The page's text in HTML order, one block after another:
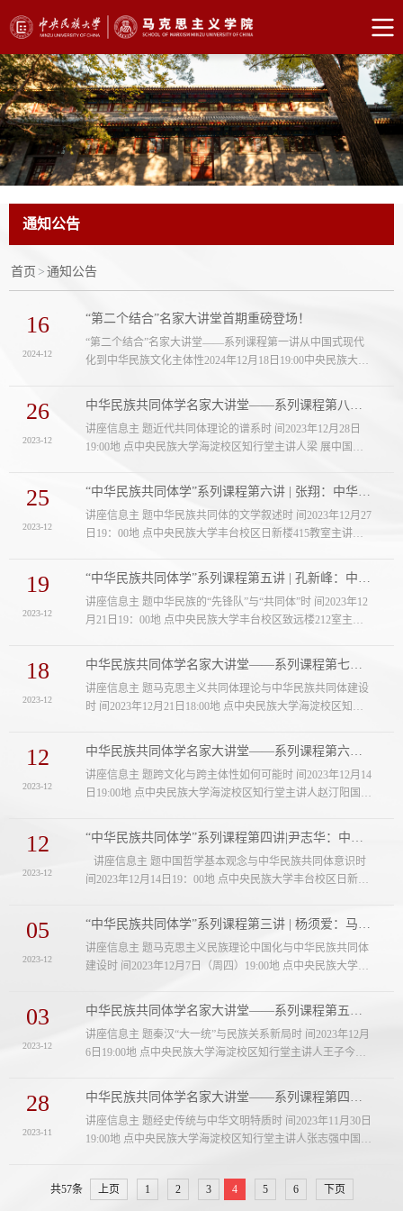
通知公告
首页 > 通知公告
16
2024-12
“第二个结合”名家大讲堂首期重磅登场！
“第二个结合”名家大讲堂——系列课程第一讲从中国式现代
化到中华民族文化主体性2024年12月18日19:00中央民族大学
院）国家哲学社会科学一级教授主持王雄军中央民族大学党
委常委、副校长主办习近平文化思想研究中心中央民族大学
协同研究基地中央民族大学马克思主义学院协办中央民族大
学科研处中央民族大学期刊社主讲人简介韩庆祥，国家哲学
26
2023-12
中华民族共同体学名家大讲堂——系列课程第八讲 | 梁展：近代共同体理论的谱系
讲座信息主 题近代共同体理论的谱系时 间2023年12月28日
19:00地 点中央民族大学海淀校区知行堂主讲人梁 展中国社
常委、副校长主 办中华民族共同体学院铸牢中华民族共同体
意识研究院协 办中央民族大学科研处主讲人简介 梁展，中国
社会科学院外国文学研究所副所长，研究员。主要研究领域
为比较文学和中西思想史和文化史。著有《颠覆与生存：德
25
2023-12
“中华民族共同体学”系列课程第六讲 | 张翔：中华民族共同体的文学叙述
讲座信息主 题中华民族共同体的文学叙述时 间2023年12月27
日19：00地 点中央民族大学丰台校区日新楼415教室主讲人
院副教授主 办中华民族共同体学院铸牢中华民族共同体意识
研究院协 办文学院主讲人简介张翔，中央民族大学文学院院
长，教授，主要从事十六世纪以降中国思想史与文学史研究
和公共政策研究。已在《文学评论》《中国现代文学研究丛
19
2023-12
“中华民族共同体学”系列课程第五讲 | 孔新峰：中华民族的“先锋队”与“共同体”
讲座信息主 题中华民族的“先锋队”与“共同体”时 间2023年12
月21日19：00地 点中央民族大学丰台校区致远楼212室主讲
师主持人宫玉涛中央民族大学马克思主义学院教授、博士生
导师主 办中华民族共同体学院铸牢中华民族共同体意识研究
院协 办马克思主义学院主讲人简介孔新峰，1980年生，山东
曲阜人，孔子嫡系后裔第七十六代孙，北京大学政治学博
18
2023-12
中华民族共同体学名家大讲堂——系列课程第七讲 | 王延中：马克思主义共同体理论与...
讲座信息主 题马克思主义共同体理论与中华民族共同体建设
时 间2023年12月21日18:00地 点中央民族大学海淀校区知行
人强世功中央民族大学党委常委、副校长主 办中华民族共同
体学院铸牢中华民族共同体意识研究院协 办中央民族大学科
研处主讲人简介王延中，中国社会科学院民族学与人类学研
究所所长、研究员，中国社会科学院大学社会与民族学院副
12
2023-12
中华民族共同体学名家大讲堂——系列课程第六讲|赵汀阳：跨文化与跨主体性如何可能
讲座信息主 题跨文化与跨主体性如何可能时 间2023年12月14
日19:00地 点中央民族大学海淀校区知行堂主讲人赵汀阳国家
学党委常委、副校长主 办中华民族共同体学院铸牢中华民族
共同体意识研究院协 办中央民族大学科研处主讲人简介赵汀
阳，国家文科一级教授，中国社会科学院学部委员；美国博
古睿研究院资深研究员；欧洲跨文化研究院学术委员。著有
12
2023-12
“中华民族共同体学”系列课程第四讲|尹志华：中国哲学基本观念与中华民族共同体意识
讲座信息主 题中国哲学基本观念与中华民族共同体意识时
间2023年12月14日19：00地 点中央民族大学丰台校区日新楼
授主持人谢路军中央民族大学哲学与宗教学学院教授主 办中
华民族共同体学院铸牢中华民族共同体意识研究院协 办哲学
与宗教学学院主讲人简介尹志华，1972年生，湖南常宁人，
哲学博士。曾任中国道教协会中国道教文化研究所所长，现
05
2023-12
“中华民族共同体学”系列课程第三讲 | 杨须爱：马克思主义民族理论中国化与中华民...
讲座信息主 题马克思主义民族理论中国化与中华民族共同体
建设时 间2023年12月7日（周四）19:00地 点中央民族大学丰
学学院教授国家级重大人才工程青年人才主持人陈丽明中央
民族大学民族学与社会学学院讲师主 办中华民族共同体学院
铸牢中华民族共同体意识研究院协 办民族学与社会学学院主
讲人简介杨须爱，中央民族大学民族学与社会学学院教授、
03
2023-12
中华民族共同体学名家大讲堂——系列课程第五讲|王子今：秦汉“大一统”与民族关系...
讲座信息主 题秦汉“大一统”与民族关系新局时 间2023年12月
6日19:00地 点中央民族大学海淀校区知行堂主讲人王子今中
功中央民族大学党委常委、副校长主 办中华民族共同体学院
铸牢中华民族共同体意识研究院协 办中央民族大学科研处主
讲人简介王子今，中国人民大学荣誉一级教授，中央民族大
学特聘教授，西北大学历史学院教授，中国秦汉史研究会顾
28
2023-11
中华民族共同体学名家大讲堂——系列课程第四讲|张志强：经史传统与中华文明特质
讲座信息主 题经史传统与中华文明特质时 间2023年11月30日
19:00地 点中央民族大学海淀校区知行堂主讲人张志强中国社
究院协 办中央民族大学科研处主讲人简介张志强，中国社会
共57条 上页 1 2 3 4 5 6 下页